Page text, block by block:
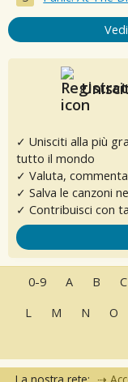
✓ Unisciti alla più
tutto il mondo
✓ Valuta,
✓ Salva le canzoni
✓ Contribuisci con
0-9 A B C
L
M N O